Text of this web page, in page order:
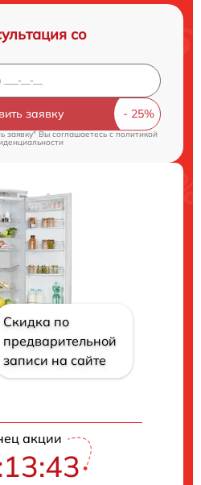
со
заявку
заявку" Вы соглашаетесь cполитикой
Скидка по
предварительной
записи на сайте
акции